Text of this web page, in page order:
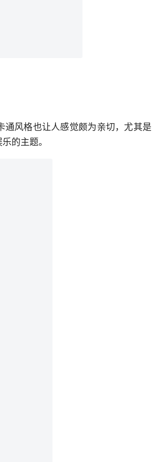
风格也让人感觉颇为亲切，尤其是
的主题。